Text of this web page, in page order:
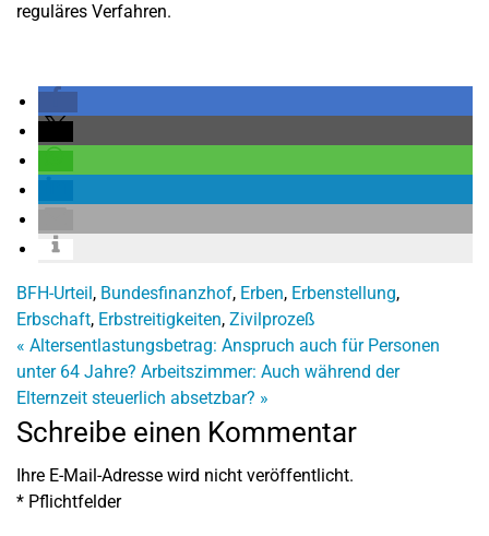
reguläres Verfahren.
BFH-Urteil, Bundesfinanzhof, Erben, Erbenstellung,
Erbschaft, Erbstreitigkeiten, Zivilprozeß
« Altersentlastungsbetrag: Anspruch auch für Personen
unter 64 Jahre? Arbeitszimmer: Auch während der
Elternzeit steuerlich absetzbar? »
Schreibe einen Kommentar
Ihre E-Mail-Adresse wird nicht veröffentlicht.
* Pflichtfelder